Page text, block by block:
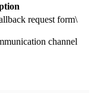
request form\
channel